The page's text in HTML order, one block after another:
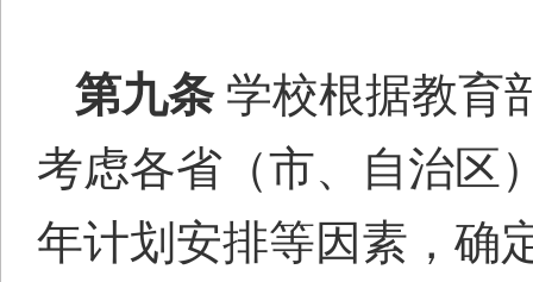
第九条 学校根据教育
考虑各省（市、 自治区
年计划安排等因素，确